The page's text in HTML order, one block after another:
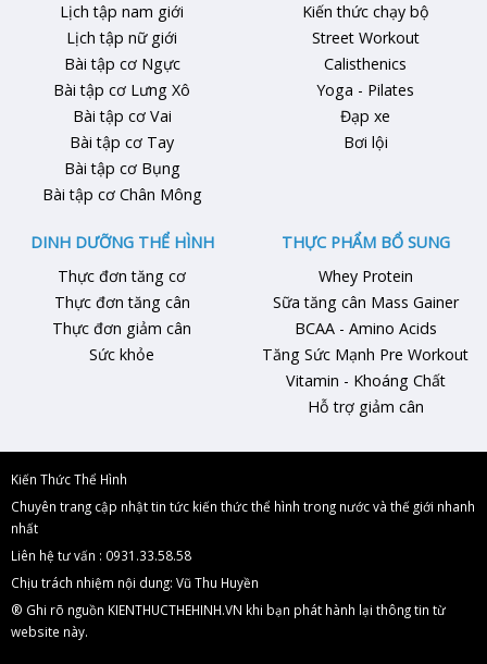
không cải thiện. Nguyên nhân
Lịch tập nam giới
Lịch tập nữ giới
Bài tập cơ Ngực
Bài tập cơ Lưng Xô
Bài tập cơ Vai
Bài tập cơ Tay
Bài tập cơ Bụng
Bài tập cơ Chân Mông
Kiến thức chạy bộ
Street Workout
Calisthenics
Yoga - Pilates
Đạp xe
Bơi lội
DINH DƯỠNG THỂ HÌNH
Thực đơn tăng cơ
Thực đơn tăng cân
Thực đơn giảm cân
Sức khỏe
THỰC PHẨM BỔ SUNG
Whey Protein
Sữa tăng cân Mass Gainer
BCAA - Amino Acids
Tăng Sức Mạnh Pre Workout
Vitamin - Khoáng Chất
Hỗ trợ giảm cân
Kiến Thức Thể Hình
Chuyên trang cập nhật tin tức kiến thức thể hình trong nước và thế giới nhanh
nhất
Liên hệ tư vấn : 0931.33.58.58
Chịu trách nhiệm nội dung: Vũ Thu Huyền
® Ghi rõ nguồn KIENTHUCTHEHINH.VN khi bạn phát hành lại thông tin từ
website này.